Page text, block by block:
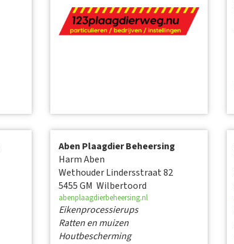
Aben Plaagdier Beheersing
Harm Aben
Wethouder Lindersstraat 82
5455 GM Wilbertoord
abenplaagdierbeheersing.nl
Eikenprocessierups
Ratten en muizen
Houtbescherming